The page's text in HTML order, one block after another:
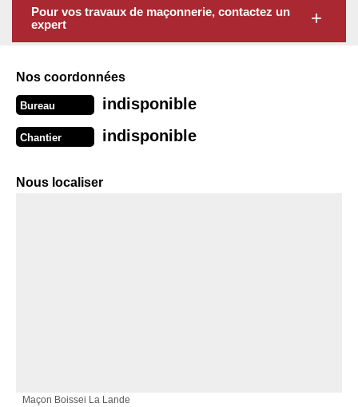
Pour vos travaux de maçonnerie, contactez un
expert
Nos coordonnées
Bureau indisponible
Chantier indisponible
Nous localiser
Maçon Boissei La Lande